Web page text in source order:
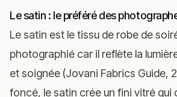
Le satin : le préféré des
Le satin est le tissu de robe de
photographié car il reflète la
et soignée (Jovani Fabrics Guide,
foncé, le satin crée un fini vitré qui